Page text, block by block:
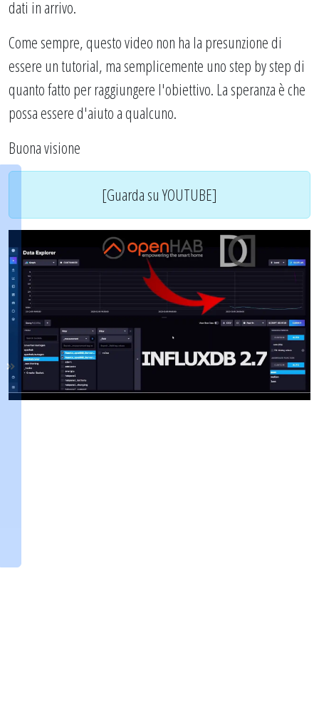
dati in arrivo.
Come sempre, questo video non ha la presunzione di
essere un tutorial, ma semplicemente uno step by step di
quanto fatto per raggiungere l'obiettivo. La speranza è che
possa essere d'aiuto a qualcuno.
Buona visione
[Guarda su YOUTUBE]